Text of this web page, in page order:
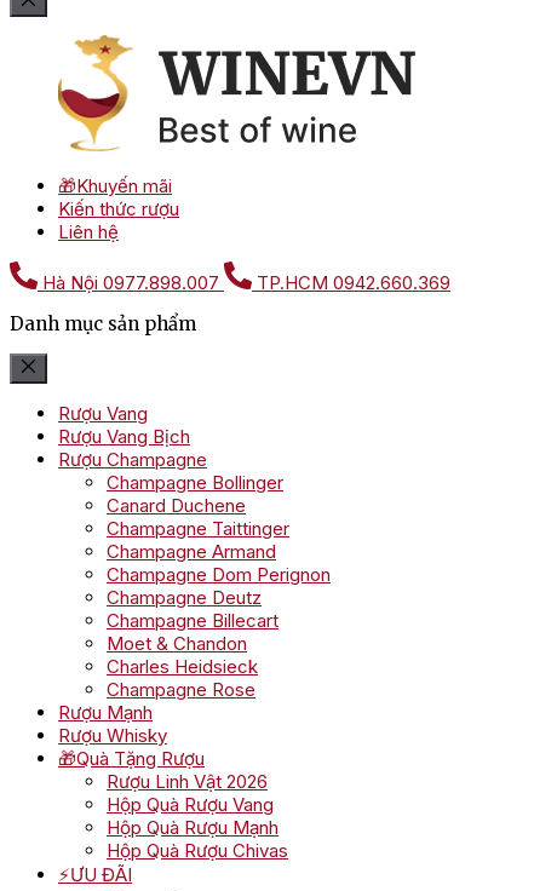
🎁Khuyến mãi
Kiến thức rượu
Liên hệ
Hà Nội 0977.898.007 TP.HCM 0942.660.369
Danh mục sản phẩm
Rượu Vang
Rượu Vang Bịch
Rượu Champagne
Champagne Bollinger
Canard Duchene
Champagne Taittinger
Champagne Armand
Champagne Dom Perignon
Champagne Deutz
Champagne Billecart
Moet & Chandon
Charles Heidsieck
Champagne Rose
Rượu Mạnh
Rượu Whisky
🎁Quà Tặng Rượu
Rượu Linh Vật 2026
Hộp Quà Rượu Vang
Hộp Quà Rượu Mạnh
Hộp Quà Rượu Chivas
⚡ƯU ĐÃI